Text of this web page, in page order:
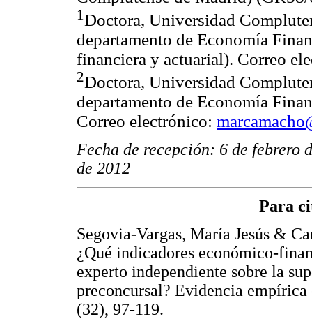
1Doctora, Universidad
departamento de Economía
financiera y actuarial). Correo
2Doctora, Universidad
departamento de Economía
Correo electrónico:
Fecha de recepción: 6 de febrero
de 2012
Para
Segovia-Vargas, María Jesús &
¿Qué indicadores económico-
experto independiente sobre la
preconcursal? Evidencia empírica
(32), 97-119.